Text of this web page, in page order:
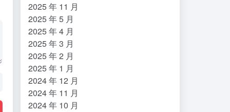
2025 年 11 月
2025 年 5 月
2025 年 4 月
2025 年 3 月
2025 年 2 月
2025 年 1 月
2024 年 12 月
2024 年 11 月
2024 年 10 月